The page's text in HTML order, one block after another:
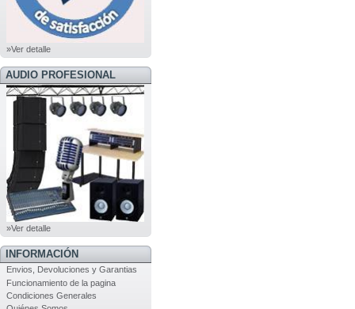
»Ver detalle
AUDIO PROFESIONAL
»Ver detalle
INFORMACIÓN
Envios, Devoluciones y Garantias
Funcionamiento de la pagina
Condiciones Generales